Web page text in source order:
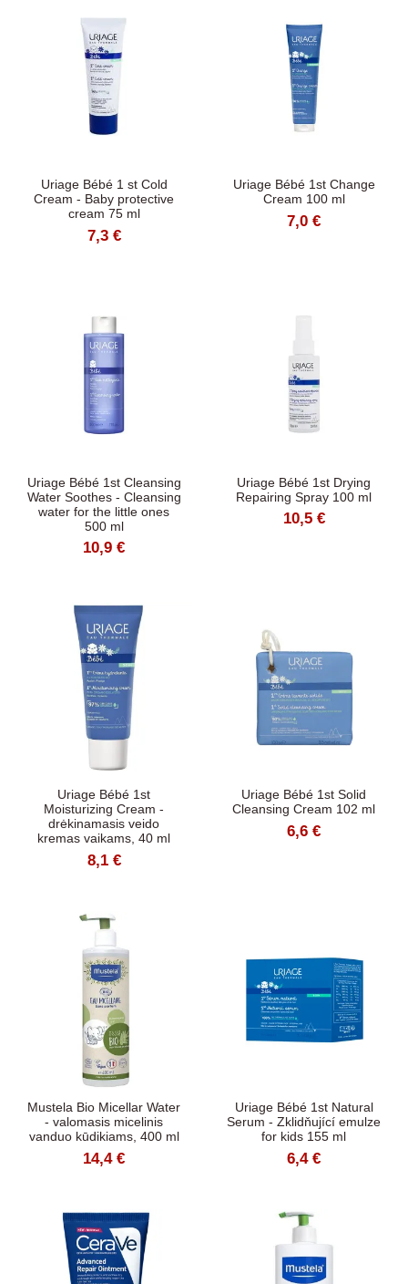
Uriage Bébé 1 st Cold
Cream - Baby protective
cream 75 ml
7,3 €
Uriage Bébé 1st Change
Cream 100 ml
7,0 €
Uriage Bébé 1st Cleansing
Water Soothes - Cleansing
water for the little ones
500 ml
10,9 €
Uriage Bébé 1st Drying
Repairing Spray 100 ml
10,5 €
Uriage Bébé 1st
Moisturizing Cream -
drėkinamasis veido
kremas vaikams, 40 ml
8,1 €
Uriage Bébé 1st Solid
Cleansing Cream 102 ml
6,6 €
Mustela Bio Micellar Water
- valomasis micelinis
vanduo kūdikiams, 400 ml
14,4 €
Uriage Bébé 1st Natural
Serum - Zklidňující emulze
for kids 155 ml
6,4 €